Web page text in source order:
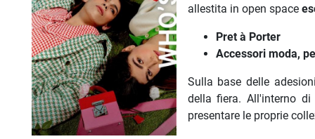
allestita in open space
Pret à Porter
Accessori moda,
Sulla base delle
della fiera. All'interno
presentare le proprie